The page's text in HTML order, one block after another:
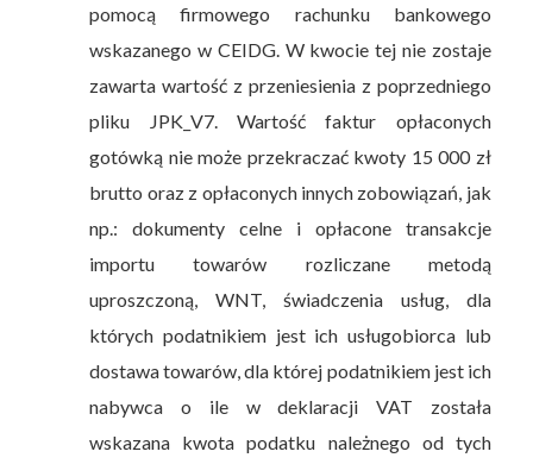
pomocą firmowego rachunku bankowego
wskazanego w CEIDG. W kwocie tej nie zostaje
zawarta wartość z przeniesienia z poprzedniego
pliku JPK_V7. Wartość faktur opłaconych
gotówką nie może przekraczać kwoty 15 000 zł
brutto oraz z opłaconych innych zobowiązań, jak
np.: dokumenty celne i opłacone transakcje
importu towarów rozliczane metodą
uproszczoną, WNT, świadczenia usług, dla
których podatnikiem jest ich usługobiorca lub
dostawa towarów, dla której podatnikiem jest ich
nabywca o ile w deklaracji VAT została
wskazana kwota podatku należnego od tych